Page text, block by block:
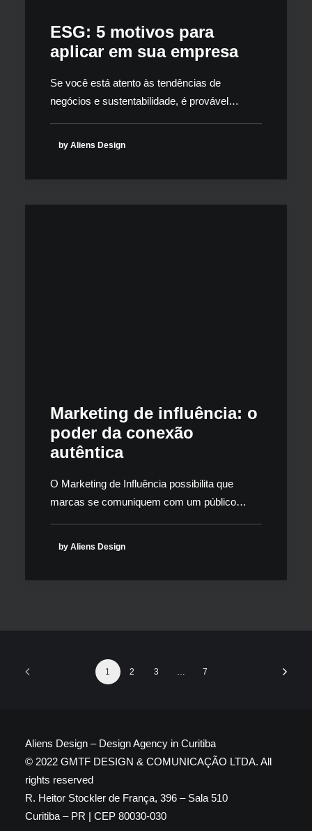
ESG: 5 motivos para
aplicar em sua empresa
Se você está atento às tendências de
negócios e sustentabilidade, é provável…
by Aliens Design
Marketing de influência: o
poder da conexão
autêntica
O Marketing de Influência possibilita que
marcas se comuniquem com um público…
by Aliens Design
1 2 3 7
Aliens Design – Design Agency in Curitiba
© 2022 GMTF DESIGN & COMUNICAÇÃO LTDA. All
rights reserved
R. Heitor Stockler de França, 396 – Sala 510
Curitiba – PR | CEP 80030-030